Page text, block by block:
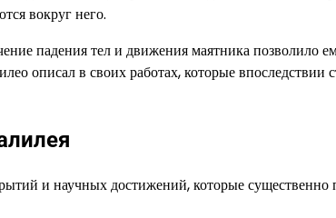
вокруг него.
падения тел и движения маятника позволило
описал в своих работах, которые впоследствии
и научных достижений, которые существенно